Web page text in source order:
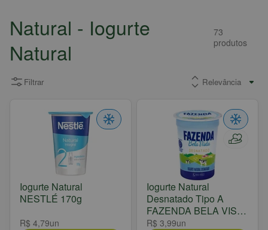
Natural - Iogurte
Natural
73
produtos
Filtrar
Iogurte Natural
NESTLÉ 170g
R$ 4,79un
Iogurte Natural
Desnatado Tipo A
FAZENDA BELA VISTA
170g
R$ 3,99un